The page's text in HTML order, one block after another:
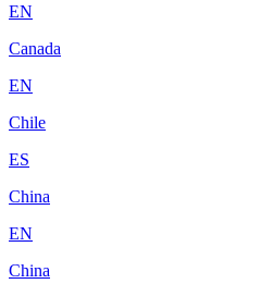
EN
Canada
EN
Chile
ES
China
EN
China